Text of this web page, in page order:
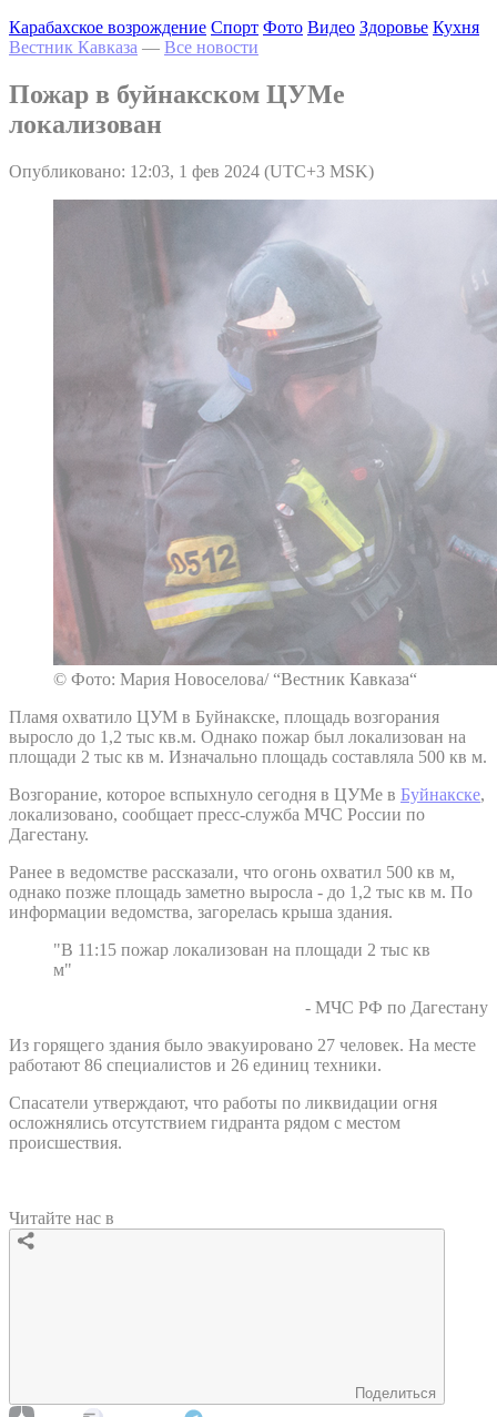
Карабахское возрождение Спорт Фото Видео Здоровье Кухня
Вестник Кавказа — Все новости
Пожар в буйнакском ЦУМе
локализован
Опубликовано: 12:03, 1 фев 2024 (UTC+3 MSK)
© Фото: Мария Новоселова/ “Вестник Кавказа“
Пламя охватило ЦУМ в Буйнакске, площадь возгорания
выросло до 1,2 тыс кв.м. Однако пожар был локализован на
площади 2 тыс кв м. Изначально площадь составляла 500 кв м.
Возгорание, которое вспыхнуло сегодня в ЦУМе в Буйнакске,
локализовано, сообщает пресс-служба МЧС России по
Дагестану.
Ранее в ведомстве рассказали, что огонь охватил 500 кв м,
однако позже площадь заметно выросла - до 1,2 тыс кв м. По
информации ведомства, загорелась крыша здания.
"В 11:15 пожар локализован на площади 2 тыс кв
м"
- МЧС РФ по Дагестану
Из горящего здания было эвакуировано 27 человек. На месте
работают 86 специалистов и 26 единиц техники.
Спасатели утверждают, что работы по ликвидации огня
осложнялись отсутствием гидранта рядом с местом
происшествия.
Читайте нас в
Поделиться